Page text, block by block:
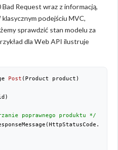
Request wraz z informacją,
podejściu MVC,
sprawdzić stan modelu za
dla Web API ilustruje
Post ( Product product )
poprawnego produktu */